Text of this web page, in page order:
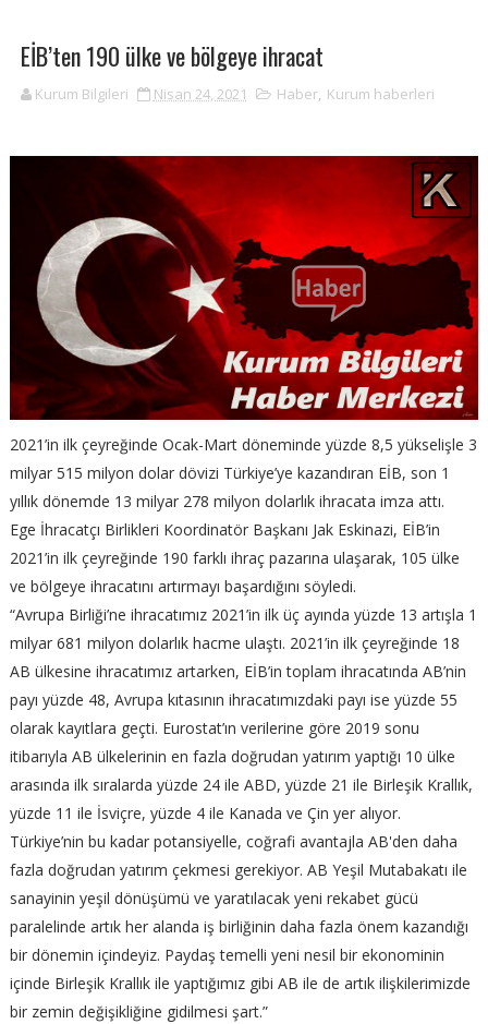
EİB’ten 190 ülke ve bölgeye ihracat
Kurum Bilgileri Nisan 24, 2021 Haber, Kurum haberleri
2021’in ilk çeyreğinde Ocak-Mart döneminde yüzde 8,5 yükselişle 3
milyar 515 milyon dolar dövizi Türkiye’ye kazandıran EİB, son 1
yıllık dönemde 13 milyar 278 milyon dolarlık ihracata imza attı.
Ege İhracatçı Birlikleri Koordinatör Başkanı Jak Eskinazi, EİB’in
2021’in ilk çeyreğinde 190 farklı ihraç pazarına ulaşarak, 105 ülke
ve bölgeye ihracatını artırmayı başardığını söyledi.
“Avrupa Birliği’ne ihracatımız 2021’in ilk üç ayında yüzde 13 artışla 1
milyar 681 milyon dolarlık hacme ulaştı. 2021’in ilk çeyreğinde 18
AB ülkesine ihracatımız artarken, EİB’in toplam ihracatında AB’nin
payı yüzde 48, Avrupa kıtasının ihracatımızdaki payı ise yüzde 55
olarak kayıtlara geçti. Eurostat’ın verilerine göre 2019 sonu
itibarıyla AB ülkelerinin en fazla doğrudan yatırım yaptığı 10 ülke
arasında ilk sıralarda yüzde 24 ile ABD, yüzde 21 ile Birleşik Krallık,
yüzde 11 ile İsviçre, yüzde 4 ile Kanada ve Çin yer alıyor.
Türkiye’nin bu kadar potansiyelle, coğrafi avantajla AB'den daha
fazla doğrudan yatırım çekmesi gerekiyor. AB Yeşil Mutabakatı ile
sanayinin yeşil dönüşümü ve yaratılacak yeni rekabet gücü
paralelinde artık her alanda iş birliğinin daha fazla önem kazandığı
bir dönemin içindeyiz. Paydaş temelli yeni nesil bir ekonominin
içinde Birleşik Krallık ile yaptığımız gibi AB ile de artık ilişkilerimizde
bir zemin değişikliğine gidilmesi şart.”